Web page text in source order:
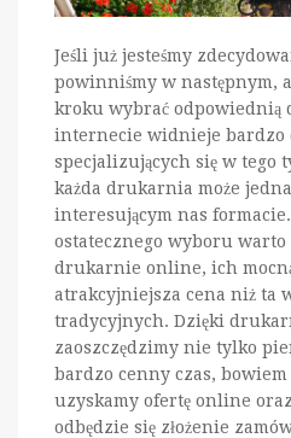
Jeśli już jesteśmy
powinniśmy w następnym,
kroku wybrać odpowiednią
internecie widnieje bardzo
specjalizujących się w tego
każda drukarnia może
interesującym nas
ostatecznego wyboru warto
drukarnie online, ich
atrakcyjniejsza cena niż ta
tradycyjnych. Dzięki
zaoszczędzimy nie tylko
bardzo cenny czas, bowiem
uzyskamy ofertę online
odbędzie się złożenie